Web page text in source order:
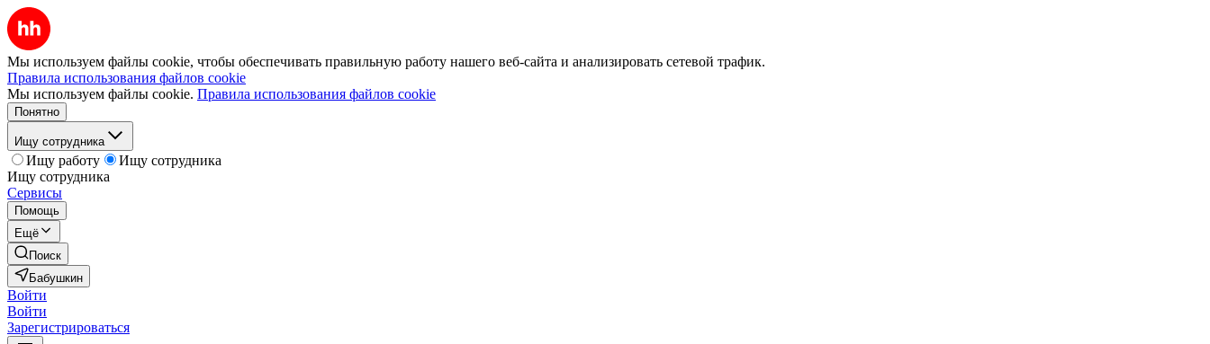
Мы используем файлы cookie, чтобы обеспечивать правильную работу нашего веб-сайта и анализировать сетевой трафик.
Правила использования файлов cookie
Мы используем файлы cookie. Правила использования файлов cookie
Понятно
Ищу сотрудника
Ищу работу
Ищу сотрудника
Ищу сотрудника
Сервисы
Помощь
Ещё
Поиск
Бабушкин
Войти
Войти
Зарегистрироваться